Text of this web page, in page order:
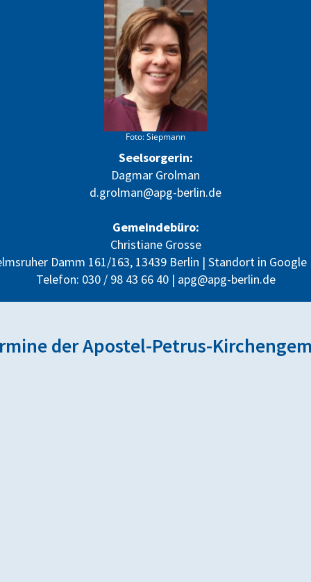
Foto: Siepmann
Seelsorgerin:
Dagmar Grolman
d.grolman@apg-berlin.de
Gemeindebüro:
Christiane Grosse
Damm 161/163, 13439 Berlin | Standort in Google
Telefon: 030 / 98 43 66 40 | apg@apg-berlin.de
der Apostel-Petrus-